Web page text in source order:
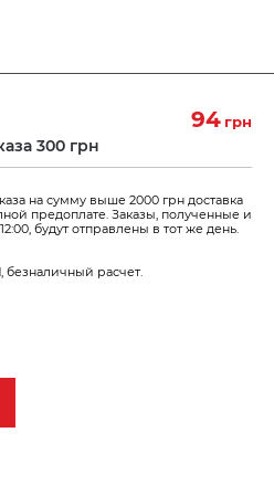
94 грн
300 грн
на сумму выше 2000 грн доставка
предоплате. Заказы, полученные и
будут отправлены в тот же день.
безналичный расчет.